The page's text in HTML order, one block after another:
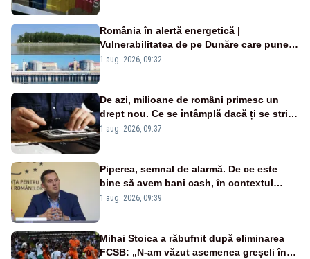
România în alertă energetică |
Vulnerabilitatea de pe Dunăre care pune
în pericol Centrala Cernavodă era
1 aug. 2026, 09:32
De azi, milioane de români primesc un
drept nou. Ce se întâmplă dacă ți se strică
un produs
1 aug. 2026, 09:37
Piperea, semnal de alarmă. De ce este
bine să avem bani cash, în contextul
alertei energetice?
1 aug. 2026, 09:39
Mihai Stoica a răbufnit după eliminarea
FCSB: „N-am văzut asemenea greșeli în